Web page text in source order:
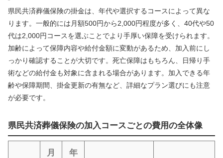
県民共済葬儀保険の掛金は、年代や選択するコースによって異な
ります。一般的には月額500円から2,000円程度が多く、40代や50
代は2,000円コースを選ぶことでより手厚い保障を受けられます。
加齢によって保障内容や給付金額に変動があるため、加入前にし
っかり確認することが大切です。死亡保障はもちろん、日帰り手
術などの給付金も対象に含まれる場合があります。加入できる年
齢や保障期間、掛金更新の有無など、詳細なプラン選びにも注意
が必要です。
県民共済葬儀保険の加入コースごとの費用の全体像
月
年